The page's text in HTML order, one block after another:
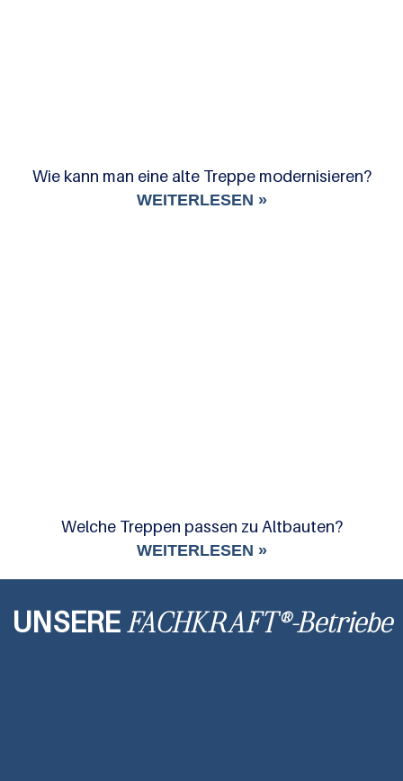
Wie kann man eine alte Treppe modernisieren?
WEITERLESEN »
Welche Treppen passen zu Altbauten?
WEITERLESEN »
UNSERE FACHKRAFT®-Betriebe